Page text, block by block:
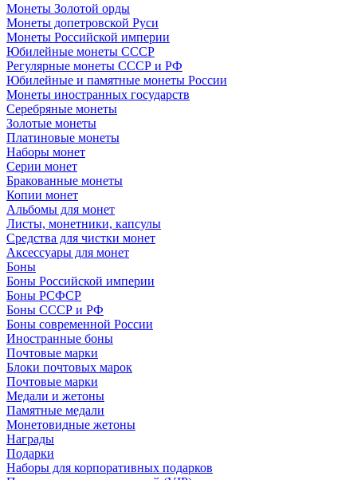
Монеты Золотой орды
Монеты допетровской Руси
Монеты Российской империи
Юбилейные монеты СССР
Регулярные монеты СССР и РФ
Юбилейные и памятные монеты России
Монеты иностранных государств
Серебряные монеты
Золотые монеты
Платиновые монеты
Наборы монет
Серии монет
Бракованные монеты
Копии монет
Альбомы для монет
Листы, монетники, капсулы
Средства для чистки монет
Аксессуары для монет
Боны
Боны Российской империи
Боны РСФСР
Боны СССР и РФ
Боны современной России
Иностранные боны
Почтовые марки
Блоки почтовых марок
Почтовые марки
Медали и жетоны
Памятные медали
Монетовидные жетоны
Награды
Подарки
Наборы для корпоративных подарков